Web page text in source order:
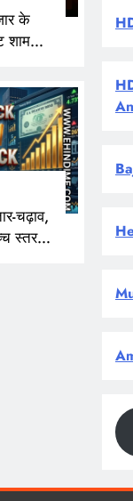
के
शाम
चढ़ाव,
स्तर